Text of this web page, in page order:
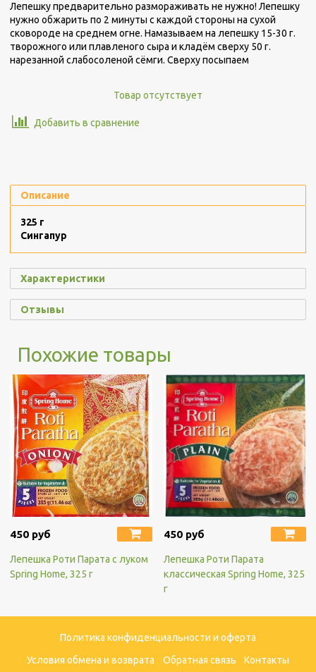
Лепешку предварительно размораживать не нужно! Лепешку
нужно обжарить по 2 минуты с каждой стороны на сухой
сковороде на среднем огне. Намазываем на лепешку 15-30 г.
творожного или плавленого сыра и кладём сверху 50 г.
нарезанной слабосоленой сёмги. Сверху посыпаем
Товар отсутствует
Добавить в сравнение
Описание
325 г
Сингапур
Характеристики
Отзывы
Похожие товары
450 руб
Лепешка Роти Парата с луком
Spring Home, 325 г
450 руб
Лепешка Роти Парата
классическая Spring Home, 325
г
Политика конфиденциальности и оферта
Условия обмена и возврата Обратная связь Контакты